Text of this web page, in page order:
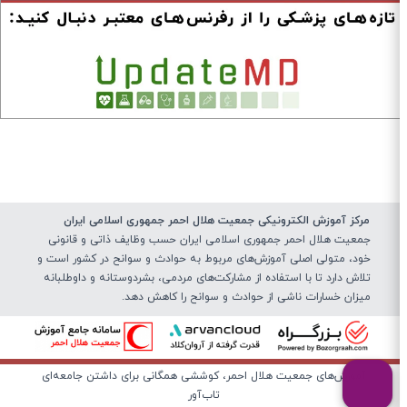
مرکز آموزش الکترونیکی جمعیت هلال احمر جمهوری اسلامی ایران
جمعیت هلال احمر جمهوری اسلامی ایران حسب وظایف ذاتی و قانونی
خود، متولی اصلی آموزش‌های مربوط به حوادث و سوانح در کشور است و
تلاش دارد تا با استفاده از مشارکت‌های مردمی، بشردوستانه و داوطلبانه
میزان خسارات ناشی از حوادث و سوانح را کاهش دهد.
آموزش‌های جمعیت هلال احمر، کوششی همگانی برای داشتن جامعه‌ای
تاب‌آور